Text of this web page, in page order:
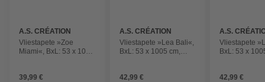
A.S. CRÉATION
Vliestapete »Zoe
Miami«, BxL: 53 x 1005
39,99 €
A.S. CRÉATION
Vliestapete »Lea Bali«,
BxL: 53 x 1005 cm,
42,99 €
A.S.
Vliestapete
BxL: 53 x
42,99 €